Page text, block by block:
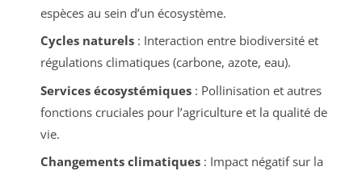
espèces au sein d’un écosystème.
Cycles naturels: Interaction entre biodiversité et
régulations climatiques (carbone, azote, eau).
Services écosystémiques: Pollinisation et autres
fonctions cruciales pour l’agriculture et la qualité de
vie.
Changements climatiques: Impact négatif sur la